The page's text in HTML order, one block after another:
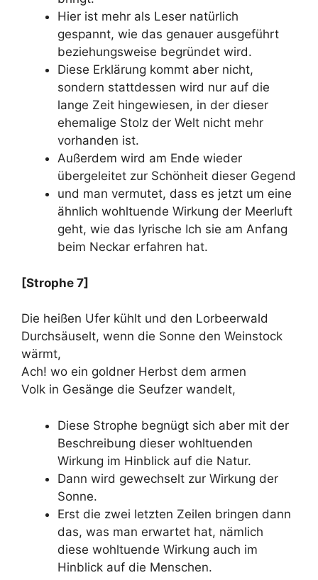
Hier ist mehr als Leser natürlich
gespannt, wie das genauer ausgeführt
beziehungsweise begründet wird.
Diese Erklärung kommt aber nicht,
sondern stattdessen wird nur auf die
lange Zeit hingewiesen, in der dieser
ehemalige Stolz der Welt nicht mehr
vorhanden ist.
Außerdem wird am Ende wieder
übergeleitet zur Schönheit dieser Gegend
und man vermutet, dass es jetzt um eine
ähnlich wohltuende Wirkung der Meerluft
geht, wie das lyrische Ich sie am Anfang
beim Neckar erfahren hat.
[Strophe 7]
Die heißen Ufer kühlt und den Lorbeerwald
Durchsäuselt, wenn die Sonne den Weinstock
wärmt,
Ach! wo ein goldner Herbst dem armen
Volk in Gesänge die Seufzer wandelt,
Diese Strophe begnügt sich aber mit der
Beschreibung dieser wohltuenden
Wirkung im Hinblick auf die Natur.
Dann wird gewechselt zur Wirkung der
Sonne.
Erst die zwei letzten Zeilen bringen dann
das, was man erwartet hat, nämlich
diese wohltuende Wirkung auch im
Hinblick auf die Menschen.